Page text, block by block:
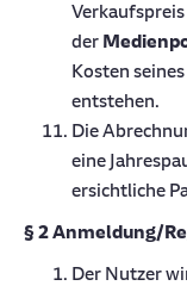
der
Kosten
entstehen.
Die
eine
ersichtliche
§ 2 Anmeldung/
Der Nutzer